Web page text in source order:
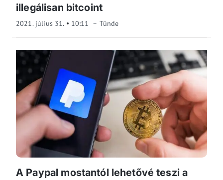
illegálisan bitcoint
2021. július 31. 10:11 Tünde
A Paypal mostantól lehetővé teszi a